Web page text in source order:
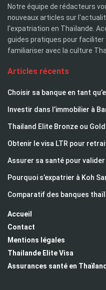
Notre équipe de rédacteurs
nouveaux articles sur
l'expatriation en Thaïlande.
guides pratiques pour
familiariser avec la culture
Articles récents
Choisir sa banque en tant
Investir dans l’immobilier à
Thailand Elite Bronze ou
Obtenir le visa LTR pour
Assurer sa santé pour valider
Pourquoi s’expatrier à Koh
Comparatif des banques
Accueil
Contact
Mentions légales
Thailande Elite Visa
Assurances santé en